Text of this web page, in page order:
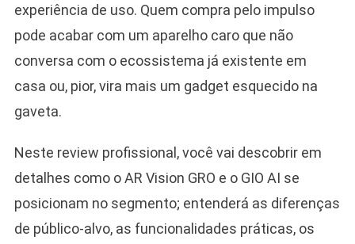
experiência de uso. Quem compra pelo impulso
pode acabar com um aparelho caro que não
conversa com o ecossistema já existente em
casa ou, pior, vira mais um gadget esquecido na
gaveta.
Neste review profissional, você vai descobrir em
detalhes como o AR Vision GRO e o GIO AI se
posicionam no segmento; entenderá as diferenças
de público-alvo, as funcionalidades práticas, os